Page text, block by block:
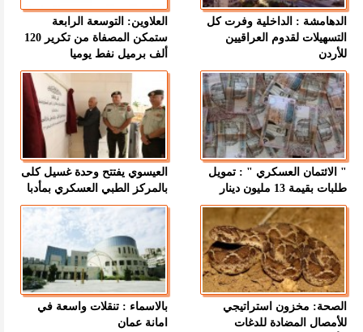
الدهامشة : الداخلية وفرت كل
التسهيلات لقدوم العراقيين
للأردن
العلاوين: التوسعة الرابعة
ستمكن المصفاة من تكرير 120
ألف برميل نفط يوميا
" الائتمان العسكري " : تمويل
طلبات بقيمة 13 مليون دينار
العيسوي يفتتح وحدة غسيل كلى
بالمركز الطبي العسكري بمأدبا
الصحة: مخزون استراتيجي
للأمصال المضادة للدغات
بالاسماء : تنقلات واسعة في
امانة عمان